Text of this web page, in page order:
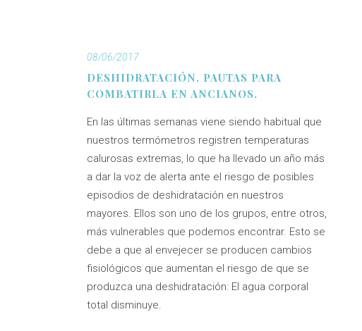
08/06/2017
DESHIDRATACIÓN. PAUTAS PARA
COMBATIRLA EN ANCIANOS.
En las últimas semanas viene siendo habitual que
nuestros termómetros registren temperaturas
calurosas extremas, lo que ha llevado un año más
a dar la voz de alerta ante el riesgo de posibles
episodios de deshidratación en nuestros
mayores. Ellos son uno de los grupos, entre otros,
más vulnerables que podemos encontrar. Esto se
debe a que al envejecer se producen cambios
fisiológicos que aumentan el riesgo de que se
produzca una deshidratación: El agua corporal
total disminuye.